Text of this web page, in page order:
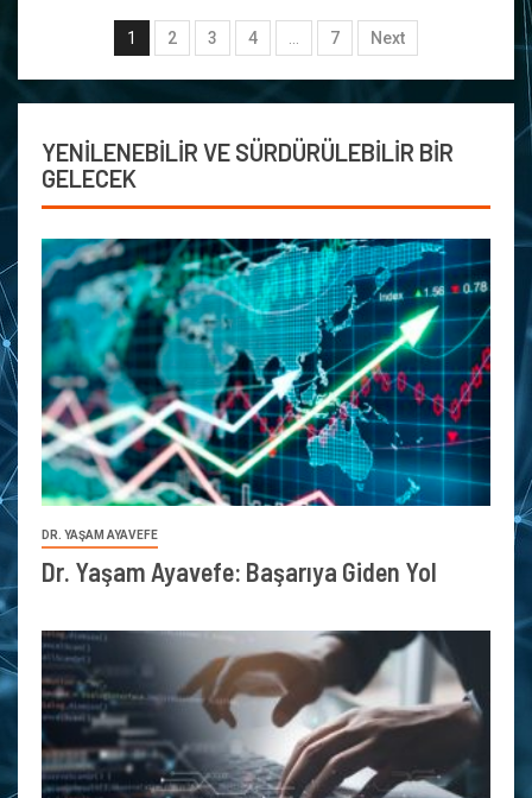
1 2 3 4 7 Next
YENİLENEBİLİR VE SÜRDÜRÜLEBİLİR BİR
GELECEK
DR. YAŞAM AYAVEFE
Dr. Yaşam Ayavefe: Başarıya Giden Yol